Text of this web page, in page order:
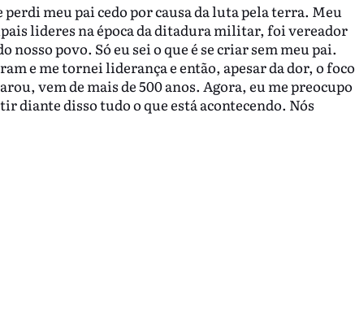
meu pai cedo por causa da luta pela terra. Meu
lideres na época da ditadura militar, foi vereador
povo. Só eu sei o que é se criar sem meu pai.
e me tornei liderança e então, apesar da dor, o foco
vem de mais de 500 anos. Agora, eu me preocupo
diante disso tudo o que está acontecendo. Nós